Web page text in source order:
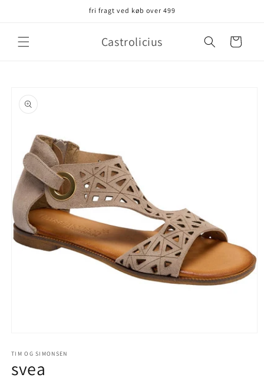
fri fragt ved køb over 499
Castrolicius Indkøbskurv
1
modus
TIM OG SIMONSEN
svea